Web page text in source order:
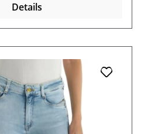
Details